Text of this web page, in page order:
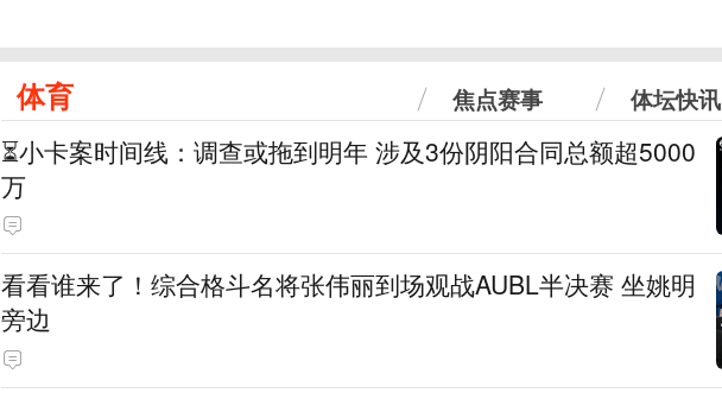
体育 焦点赛事 体坛快讯
⏳️小卡案时间线：调查或拖到明年 涉及3份阴阳合同总额超5000
万
看看谁来了！综合格斗名将张伟丽到场观战AUBL半决赛 坐姚明
旁边